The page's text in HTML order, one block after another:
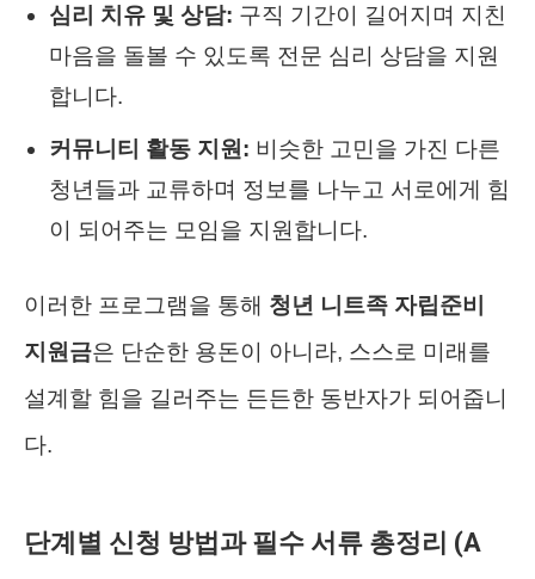
심리 치유 및 상담: 구직 기간이 길어지며 지친
마음을 돌볼 수 있도록 전문 심리 상담을 지원
합니다.
커뮤니티 활동 지원: 비슷한 고민을 가진 다른
청년들과 교류하며 정보를 나누고 서로에게 힘
이 되어주는 모임을 지원합니다.
이러한 프로그램을 통해 청년 니트족 자립준비
지원금은 단순한 용돈이 아니라, 스스로 미래를
설계할 힘을 길러주는 든든한 동반자가 되어줍니
다.
단계별 신청 방법과 필수 서류 총정리 (A